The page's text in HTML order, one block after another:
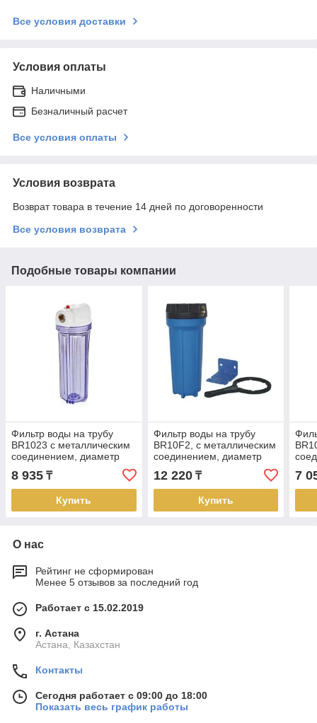
Все условия доставки
Условия оплаты
Наличными
Безналичный расчет
Все условия оплаты
Условия возврата
Возврат товара в течение 14 дней по договоренности
Все условия возврата
Подобные товары компании
Фильтр воды на трубу
BR1023 с металлическим
соединением, диаметр
резьбы 15мм
8 935 ₸
Купить
Фильтр воды на трубу
BR10F2, с металлическим
соединением, диаметр
резьбы 20мм
12 220₸
Купить
7
О нас
Рейтинг не сформирован
Менее 5 отзывов за последний год
Работает с 15.02.2019
г. Астана
Астана, Казахстан
Контакты
Сегодня работает с 09:00 до 18:00
Показать весь график работы